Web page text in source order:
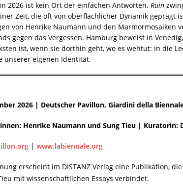
2026 ist kein Ort der einfachen Antworten. Ruin
Zeit, die oft von oberflächlicher Dynamik geprägt
von Henrike Naumann und den Marmormosaiken
gegen das Vergessen. Hamburg beweist in
ist, wenn sie dorthin geht, wo es wehtut: in die
unserer eigenen Identität.
2026 | Deutscher Pavillon, Giardini della
Henrike Naumann und Sung Tieu | Kuratorin:
| www.labiennale.org
erscheint im DISTANZ Verlag eine Publikation,
mit wissenschaftlichen Essays verbindet.